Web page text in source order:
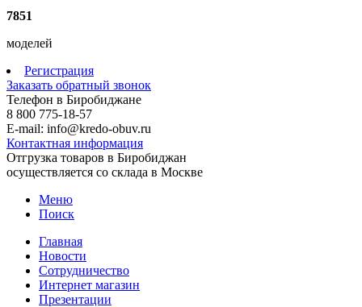
7851
моделей
Регистрация
Заказать обратный звонок
Телефон в Биробиджане
8 800 775-18-57
E-mail: info@kredo-obuv.ru
Контактная информация
Отгрузка товаров в Биробиджан
осуществляется со склада в Москве
Меню
Поиск
Главная
Новости
Сотрудничество
Интернет магазин
Презентации